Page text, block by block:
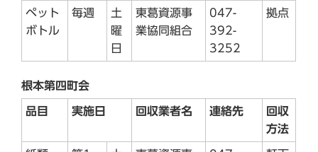
ペット
ボトル
毎週
土
曜
日
東葛資源事
業協同組合
047-
392-
3252
拠点
根本第四町会
品目 実施日 回収業者名 連絡先
回収
方法